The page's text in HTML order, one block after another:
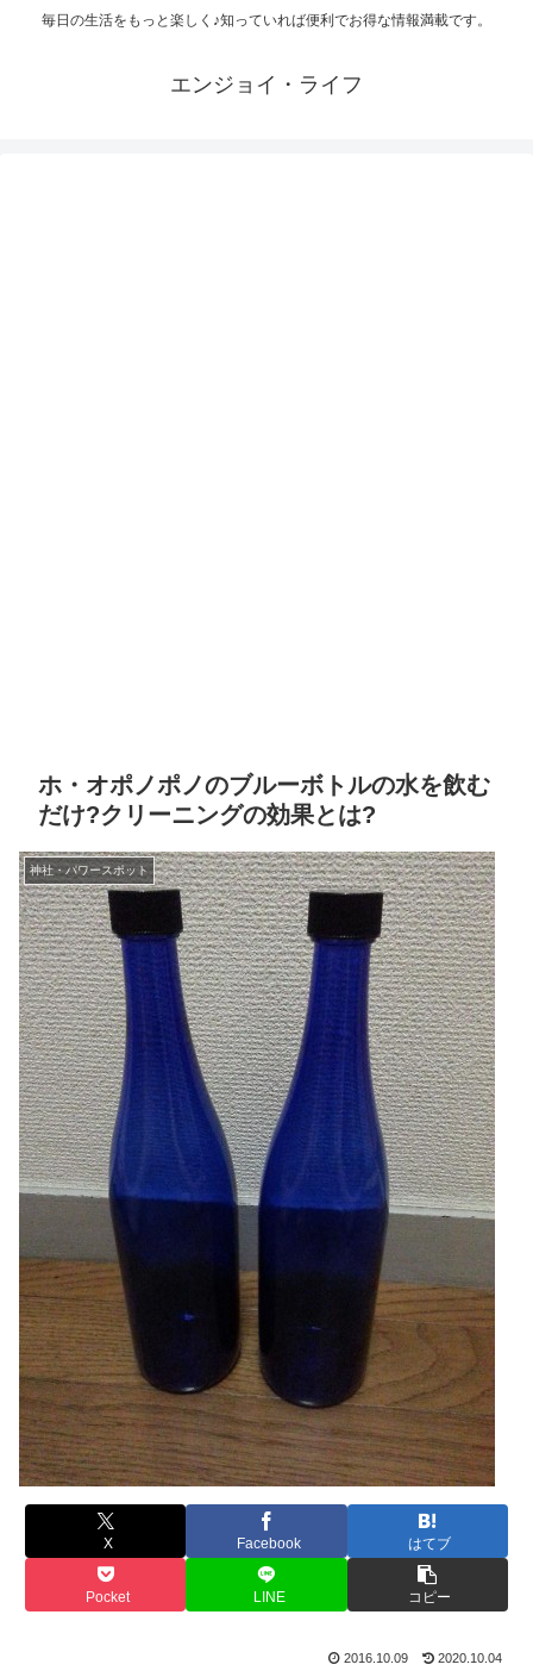
毎日の生活をもっと楽しく♪知っていれば便利でお得な情報満載です。
エンジョイ・ライフ
ホ・オポノポノのブルーボトルの水を飲む
だけ?クリーニングの効果とは?
神社・パワースポット
X Facebook はてブ
Pocket LINE コピー
2016.10.09 2020.10.04